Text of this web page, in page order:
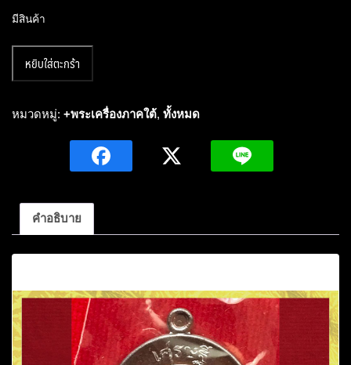
มีสินค้า
เหรียญ
นิยม
นำ
รุ่น
เศรษฐี
ชิ
นวโร
พระ
หยิบใส่ตะกร้า
หมวดหมู่: +พระเครื่องภาคใต้, ทั้งหมด
คำอธิบาย